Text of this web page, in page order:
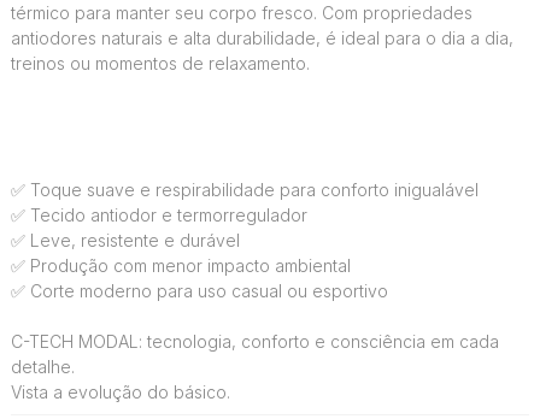
térmico para manter seu corpo fresco. Com propriedades
antiodores naturais e alta durabilidade, é ideal para o dia a dia,
treinos ou momentos de relaxamento.
✅ Toque suave e respirabilidade para conforto inigualável
✅ Tecido antiodor e termorregulador
✅ Leve, resistente e durável
✅ Produção com menor impacto ambiental
✅ Corte moderno para uso casual ou esportivo
C-TECH MODAL: tecnologia, conforto e consciência em cada
detalhe.
Vista a evolução do básico.